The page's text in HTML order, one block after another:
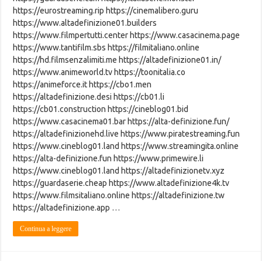
https://eurostreaming.rip https://cinemalibero.guru
https://www.altadefinizione01.builders
https://www.filmpertutti.center https://www.casacinema.page
https://www.tantifilm.sbs https://filmitaliano.online
https://hd.filmsenzalimiti.me https://altadefinizione01.in/
https://www.animeworld.tv https://toonitalia.co
https://animeforce.it https://cbo1.men
https://altadefinizione.desi https://cb01.li
https://cb01.construction https://cineblog01.bid
https://www.casacinema01.bar https://alta-definizione.fun/
https://altadefinizionehd.live https://www.piratestreaming.fun
https://www.cineblog01.land https://www.streamingita.online
https://alta-definizione.fun https://www.primewire.li
https://www.cineblog01.land https://altadefinizionetv.xyz
https://guardaserie.cheap https://www.altadefinizione4k.tv
https://www.filmsitaliano.online https://altadefinizione.tw
https://altadefinizione.app …
Continua a leggere